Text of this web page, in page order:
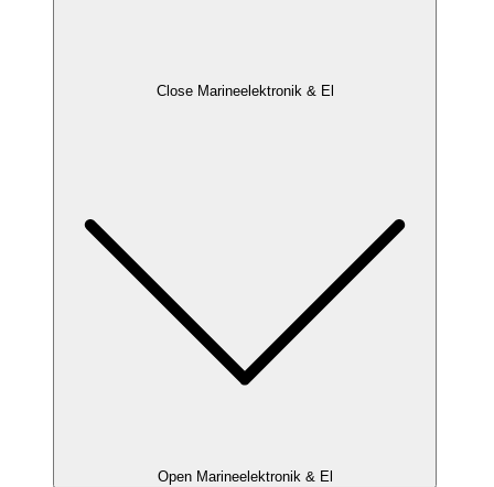
Close Marineelektronik & El
Open Marineelektronik & El